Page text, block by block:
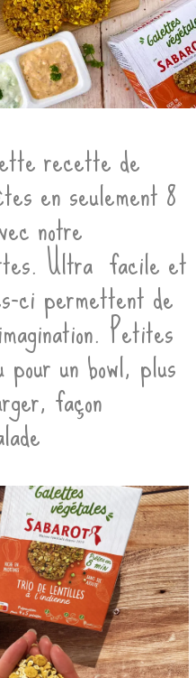
recette de
en seulement 8
notre
Ultra facile et
ci permettent de
Petites
un bowl, plus
façon